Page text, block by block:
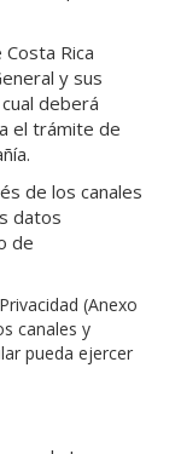
Rica
y sus
deberá
el trámite de
de los canales
datos
de
(Anexo
canales y
pueda ejercer